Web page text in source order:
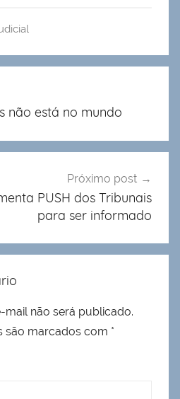
não está no mundo
Próximo post
PUSH dos Tribunais
para ser informado
mail não será publicado.
são marcados com *